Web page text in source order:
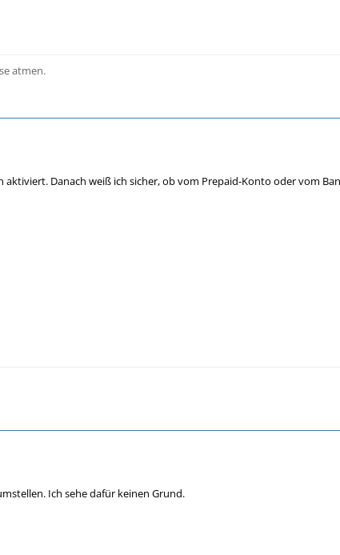
atmen.
aktiviert. Danach weiß ich sicher, ob vom Prepaid-Konto oder vom
Ich sehe dafür keinen Grund.